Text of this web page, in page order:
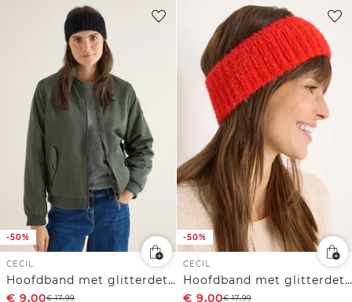
-50%
CECIL
Hoofdband met glitterdetails
€ 9,00€17,99
-50%
CECIL
Hoofdband met glitterdetails
€ 9,00€17,99